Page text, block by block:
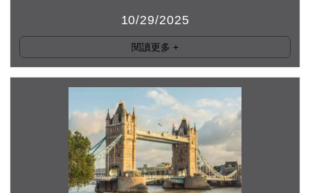
10/29/2025
閱讀更多 +